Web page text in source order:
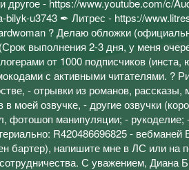
и другое - https://www.youtube.com/c/
bilyk-u3743 ✒ Литрес - https://
? Делаю обложки
выполнения 2-3 дня, у меня
от 1000 подписчиков
с активными читателями. ?
- отрывки из романов, рассказы,
в моей озвучке, - другие озвучки
фотошоп манипуляции; -
R420486696825 -
бартер), напишите мне в ЛС или
С уважением, Диана